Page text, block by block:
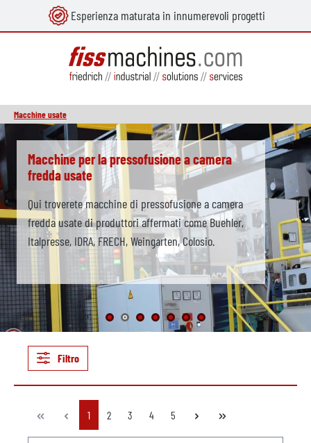
principale Esperienza maturata in innumerevoli progetti
Macchine usate
Skip slider
Macchine per la pressofusione a bassa
pressione usate
da produttori affermati come Kurtz, CPC, GIMA, LPM e
Borli. Alcune delle macchine di colata a bassa
pressione con stampo a gravità sono già
completamente automatizzate con attrezzature di
rimozione della colata e forni di colata a bassa
pressione.
Filtro
Pagina
1 Pagina
2 Pagina
3 Pagina
4 Pagina
5